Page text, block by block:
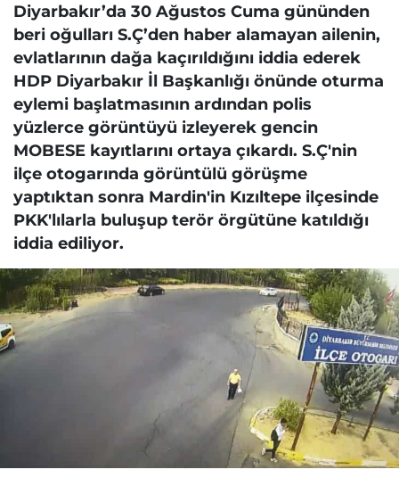
Diyarbakır’da 30 Ağustos Cuma gününden
beri oğulları S.Ç’den haber alamayan ailenin,
evlatlarının dağa kaçırıldığını iddia ederek
HDP Diyarbakır İl Başkanlığı önünde oturma
eylemi başlatmasının ardından polis
yüzlerce görüntüyü izleyerek gencin
MOBESE kayıtlarını ortaya çıkardı. S.Ç'nin
ilçe otogarında görüntülü görüşme
yaptıktan sonra Mardin'in Kızıltepe ilçesinde
PKK'lılarla buluşup terör örgütüne katıldığı
iddia ediliyor.